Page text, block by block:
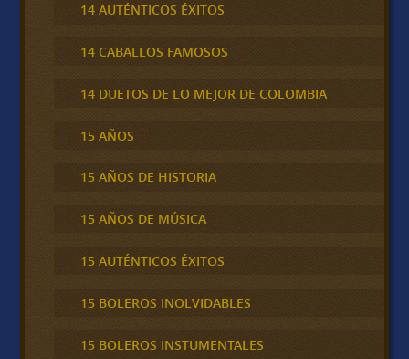
14 AUTÉNTICOS ÉXITOS
14 CABALLOS FAMOSOS
14 DUETOS DE LO MEJOR DE COLOMBIA
15 AÑOS
15 AÑOS DE HISTORIA
15 AÑOS DE MÚSICA
15 AUTÉNTICOS ÉXITOS
15 BOLEROS INOLVIDABLES
15 BOLEROS INSTUMENTALES